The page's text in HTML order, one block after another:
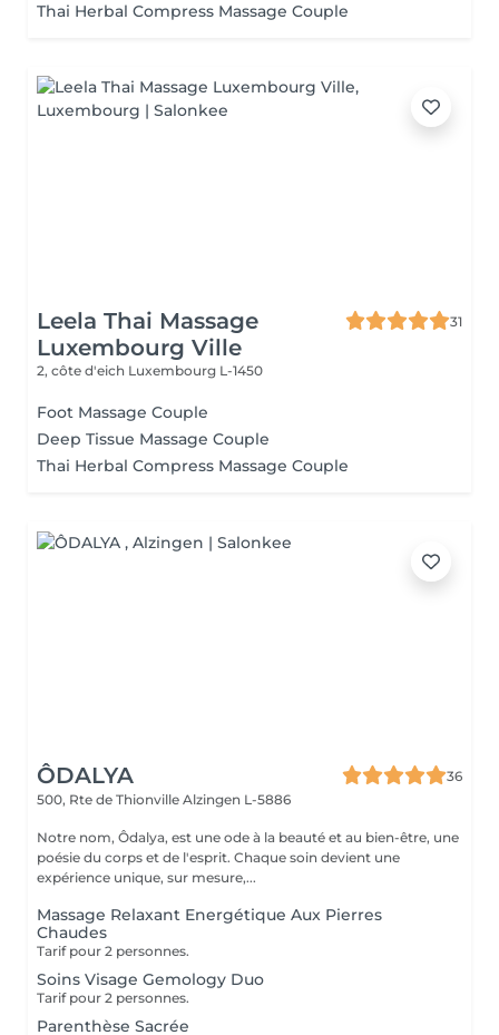
Thai Herbal Compress Massage Couple
Leela Thai Massage
Luxembourg Ville
31
2, côte d'eich Luxembourg L-1450
Foot Massage Couple
Deep Tissue Massage Couple
Thai Herbal Compress Massage Couple
ÔDALYA
36
500, Rte de Thionville Alzingen L-5886
Notre nom, Ôdalya, est une ode à la beauté et au bien-être, une
poésie du corps et de l'esprit. Chaque soin devient une
expérience unique, sur mesure,...
Massage Relaxant Energétique Aux Pierres
Chaudes
Tarif pour 2 personnes.
Soins Visage Gemology Duo
Tarif pour 2 personnes.
Parenthèse Sacrée